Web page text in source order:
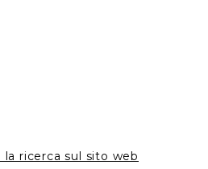
ricerca sul sito web